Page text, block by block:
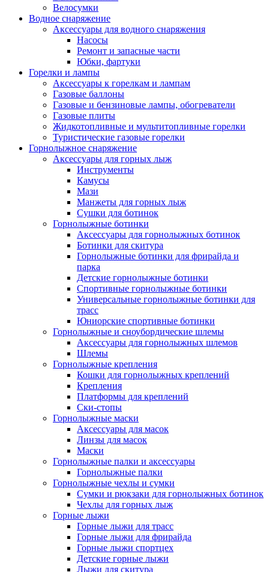
Велосумки
Водное снаряжение
Аксессуары для водного снаряжения
Насосы
Ремонт и запасные части
Юбки, фартуки
Горелки и лампы
Аксессуары к горелкам и лампам
Газовые баллоны
Газовые и бензиновые лампы, обогреватели
Газовые плиты
Жидкотопливные и мультитопливные горелки
Туристические газовые горелки
Горнолыжное снаряжение
Аксессуары для горных лыж
Инструменты
Камусы
Мази
Манжеты для горных лыж
Сушки для ботинок
Горнолыжные ботинки
Аксессуары для горнолыжных ботинок
Ботинки для скитура
Горнолыжные ботинки для фрирайда и
парка
Детские горнолыжные ботинки
Спортивные горнолыжные ботинки
Универсальные горнолыжные ботинки для
трасс
Юниорские спортивные ботинки
Горнолыжные и сноубордические шлемы
Аксессуары для горнолыжных шлемов
Шлемы
Горнолыжные крепления
Кошки для горнолыжных креплений
Крепления
Платформы для креплений
Ски-стопы
Горнолыжные маски
Аксессуары для масок
Линзы для масок
Маски
Горнолыжные палки и аксессуары
Горнолыжные палки
Горнолыжные чехлы и сумки
Сумки и рюкзаки для горнолыжных ботинок
Чехлы для горных лыж
Горные лыжи
Горные лыжи для трасс
Горные лыжи для фрирайда
Горные лыжи спортцех
Детские горные лыжи
Лыжи для скитура